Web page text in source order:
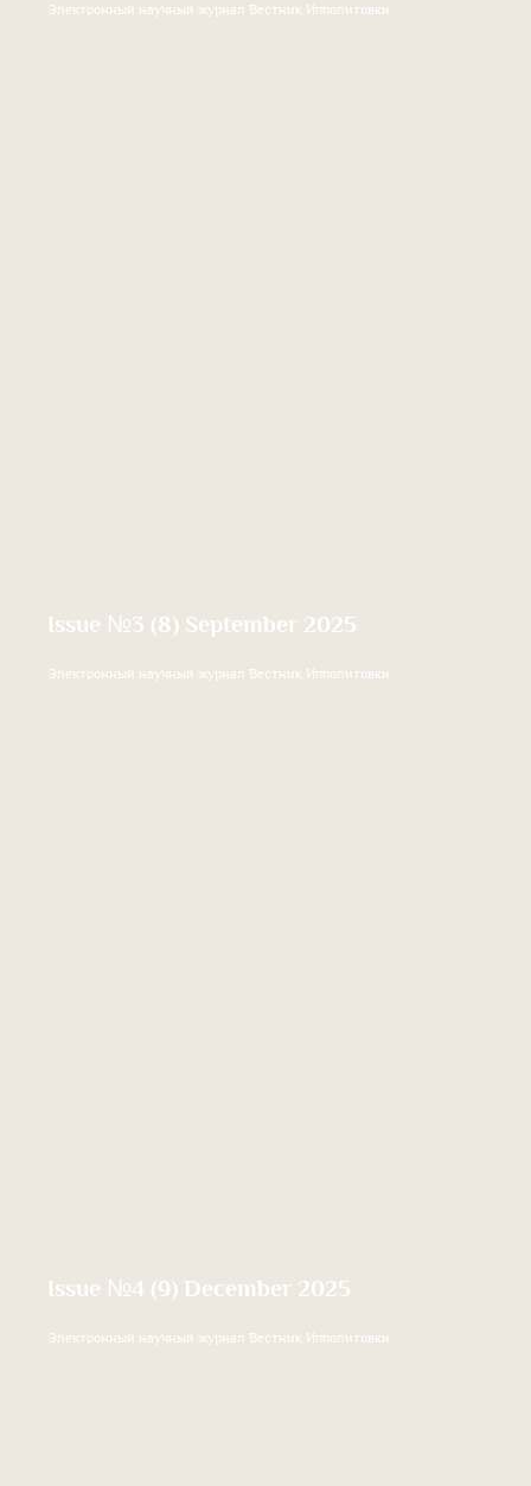
Электронный научный журнал Вестник Ипполитовки
Issue №3 (8) September 2025
Электронный научный журнал Вестник Ипполитовки
Issue №4 (9) December 2025
Электронный научный журнал Вестник Ипполитовки